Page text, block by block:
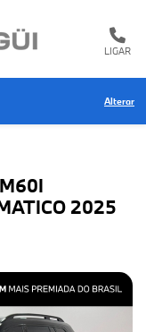
LIGAR
Alterar
2025